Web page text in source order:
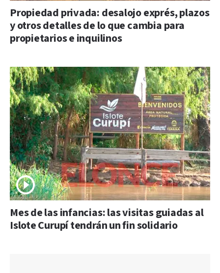
Propiedad privada: desalojo exprés, plazos
y otros detalles de lo que cambia para
propietarios e inquilinos
Mes de las infancias: las visitas guiadas al
Islote Curupí tendrán un fin solidario